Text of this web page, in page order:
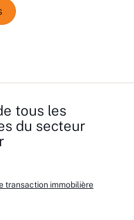
tous les
du secteur
transaction immobilière